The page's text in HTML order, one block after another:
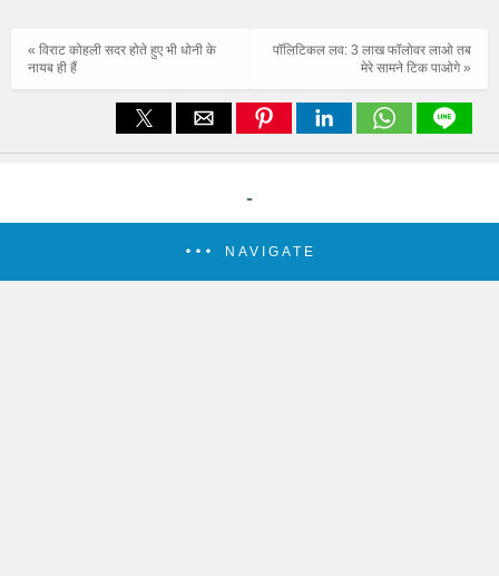
पॉलिटिकल लव: 3 लाख फॉलोवर लाओ तब
मेरे सामने टिक पाओगे »
« विराट कोहली सदर होते हुए भी धोनी के
नायब ही हैं